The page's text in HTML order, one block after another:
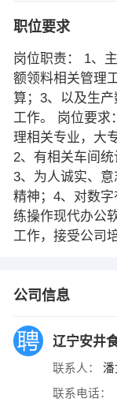
职位要求
岗位职责： 1、
额领料相关管理
算；3、以及生
工作。 岗位要求
理相关专业，大
2、有相关车间统
3、为人诚实、
精神；4、对数
练操作现代办公
工作，接受公司
公司信息
辽宁安井
联系人： 潘
联系电话：